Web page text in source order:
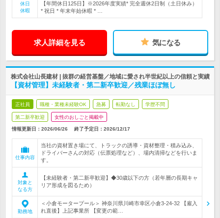
休日
休暇
【年間休日125日】※2026年度実績* 完全週休2日制（土日休み）
* 祝日 * 年末年始休暇 * …
求人詳細を見る 気になる
株式会社山長建材 | 抜群の経営基盤／地域に愛され半世紀以上の信頼と実績
【資材管理】未経験者・第二新卒歓迎／残業ほぼ無し
正社員 職種・業種未経験OK 急募 転勤なし 学歴不問
第二新卒歓迎 女性のおしごと掲載中
情報更新日：2026/06/26 終了予定日： 2026/12/17
仕事内容
当社の資材置き場にて、トラックの誘導・資材整理・積み込み、
ドライバーさんの対応（伝票処理など）、場内清掃などを行いま
す。
対象と
なる方
【未経験者・第二新卒歓迎】◆30歳以下の方（若年層の長期キャ
リア形成を図るため）
勤務地
＜小倉モータープール＞ 神奈川県川崎市幸区小倉3-24-32 【雇入
れ直後】上記事業所 【変更の範…